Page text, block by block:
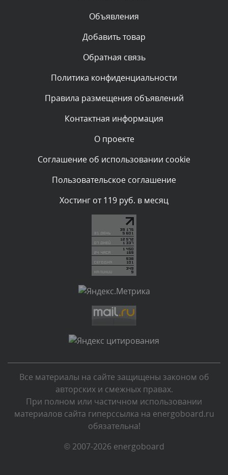
Комментарий проверяется
Текст комментария будет виден после проверки
администратором.
Комментарий проверяется
администратором.
Комментарий проверяется
администратором.
Комментарий проверяется
Текст комментария будет виден после проверки
Комментарий проверяется
Текст комментария будет виден после проверки
администратором.
Текст комментария будет виден после проверки
администратором.
Комментарий проверяется
Текст комментария будет виден после проверки
администратором.
Вчера, в 21:55
Комментарий проверяется
Объявления
Добавить товар
Обратная связь
Политика конфиденциальности
Правила размещения объявлений
Контактная информация
О проекте
Соглашение об использовании cookie
Пользовательское соглашение
Хостинг от 119 руб. в месяц
Все материалы на сайте защищены законом об
авторских и смежных правах.
При полном или частичном использовании
материалов сайта гиперссылка на energoboard.ru
обязательна!
© 2007-2026 energoboard